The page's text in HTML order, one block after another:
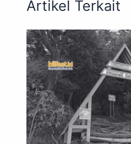
Artikel Terkait